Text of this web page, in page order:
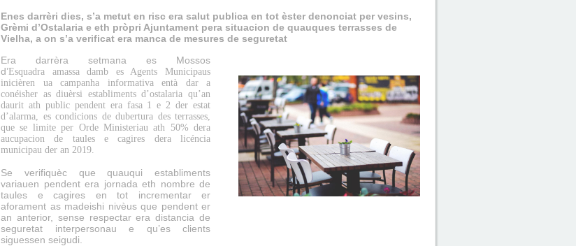
Enes darrèri dies, s’a metut en risc era salut publica en tot èster denonciat per vesins,
Grèmi d’Ostalaria e eth pròpri Ajuntament pera situacion de quauques terrasses de
Vielha, a on s’a verificat era manca de mesures de seguretat
Era darrèra setmana es Mossos
d’Esquadra
amassa damb es Agents Municipaus
inicièren ua campanha informativa entà dar a
conéisher as diuèrsi establiments d’ostalaria qu’an
daurit ath public pendent era fasa 1 e 2 der estat
d’alarma, es condicions de dubertura des terrasses,
que se limite per Orde Ministeriau ath 50% dera
aucupacion de taules e cagires dera licéncia
municipau der an 2019.
Se verifiquèc que quauqui establiments
variauen pendent era jornada eth nombre de
taules e cagires en tot incrementar er
aforament as madeishi nivèus que pendent er
an anterior, sense respectar era distancia de
seguretat interpersonau e qu’es clients
siguessen seigudi.